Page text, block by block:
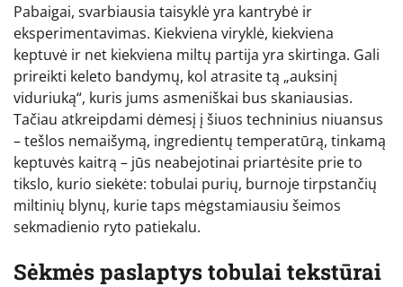
Pabaigai, svarbiausia taisyklė yra kantrybė ir
eksperimentavimas. Kiekviena viryklė, kiekviena
keptuvė ir net kiekviena miltų partija yra skirtinga. Gali
prireikti keleto bandymų, kol atrasite tą „auksinį
viduriuką“, kuris jums asmeniškai bus skaniausias.
Tačiau atkreipdami dėmesį į šiuos techninius niuansus
– tešlos nemaišymą, ingredientų temperatūrą, tinkamą
keptuvės kaitrą – jūs neabejotinai priartėsite prie to
tikslo, kurio siekėte: tobulai purių, burnoje tirpstančių
miltinių blynų, kurie taps mėgstamiausiu šeimos
sekmadienio ryto patiekalu.
Sėkmės paslaptys tobulai tekstūrai